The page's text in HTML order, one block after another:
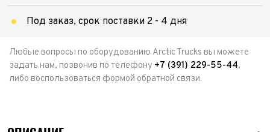
Под заказ, срок поставки 2 - 4 дня
Любые вопросы по оборудованию Arctic Trucks вы можете
задать нам, позвонив по телефону +7 (391) 229-55-44,
либо воспользоваться формой обратной связи.